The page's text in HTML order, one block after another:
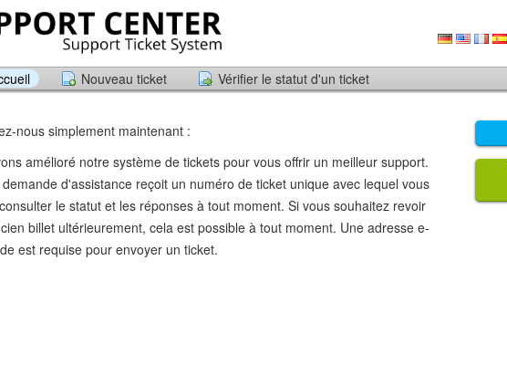
Nouveau ticket Vérifier le statut d'un ticket
nous simplement maintenant :
amélioré notre système de tickets pour vous offrir un meilleur support.
d'assistance reçoit un numéro de ticket unique avec lequel vous
le statut et les réponses à tout moment. Si vous souhaitez revoir
billet ultérieurement, cela est possible à tout moment. Une adresse e-
est requise pour envoyer un ticket.